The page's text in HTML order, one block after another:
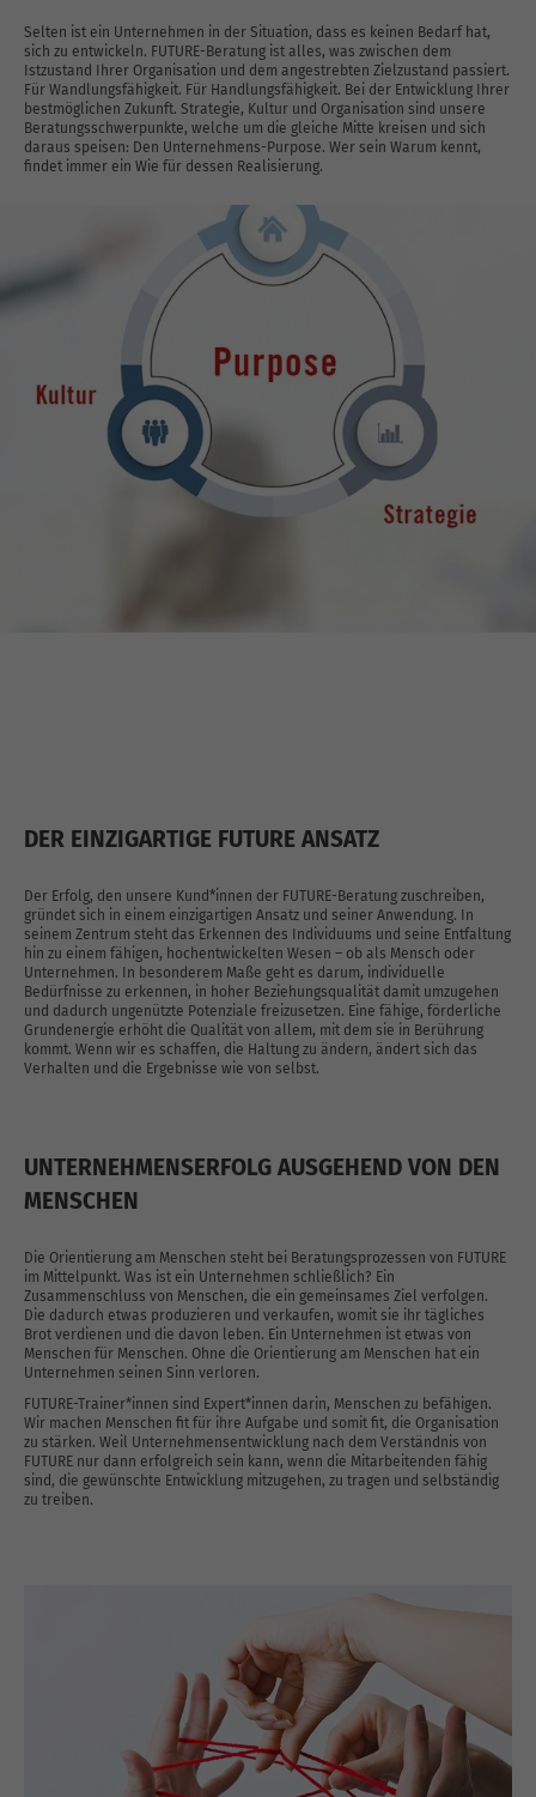
Selten ist ein Unternehmen in der Situation, dass es keinen Bedarf hat,
sich zu entwickeln. FUTURE-Beratung ist alles, was zwischen dem
Istzustand Ihrer Organisation und dem angestrebten Zielzustand passiert.
Für Wandlungsfähigkeit. Für Handlungsfähigkeit. Bei der Entwicklung Ihrer
bestmöglichen Zukunft. Strategie, Kultur und Organisation sind unsere
Beratungsschwerpunkte, welche um die gleiche Mitte kreisen und sich
daraus speisen: Den Unternehmens-Purpose. Wer sein Warum kennt,
findet immer ein Wie für dessen Realisierung.
DER EINZIGARTIGE FUTURE ANSATZ
Der Erfolg, den unsere Kund*innen der FUTURE-Beratung zuschreiben,
gründet sich in einem einzigartigen Ansatz und seiner Anwendung. In
seinem Zentrum steht das Erkennen des Individuums und seine Entfaltung
hin zu einem fähigen, hochentwickelten Wesen – ob als Mensch oder
Unternehmen. In besonderem Maße geht es darum, individuelle
Bedürfnisse zu erkennen, in hoher Beziehungsqualität damit umzugehen
und dadurch ungenützte Potenziale freizusetzen. Eine fähige, förderliche
Grundenergie erhöht die Qualität von allem, mit dem sie in Berührung
kommt. Wenn wir es schaffen, die Haltung zu ändern, ändert sich das
Verhalten und die Ergebnisse wie von selbst.
UNTERNEHMENSERFOLG AUSGEHEND VON DEN
MENSCHEN
Die Orientierung am Menschen steht bei Beratungsprozessen von FUTURE
im Mittelpunkt. Was ist ein Unternehmen schließlich? Ein
Zusammenschluss von Menschen, die ein gemeinsames Ziel verfolgen.
Die dadurch etwas produzieren und verkaufen, womit sie ihr tägliches
Brot verdienen und die davon leben. Ein Unternehmen ist etwas von
Menschen für Menschen. Ohne die Orientierung am Menschen hat ein
Unternehmen seinen Sinn verloren.
FUTURE-Trainer*innen sind Expert*innen darin, Menschen zu befähigen.
Wir machen Menschen fit für ihre Aufgabe und somit fit, die Organisation
zu stärken. Weil Unternehmensentwicklung nach dem Verständnis von
FUTURE nur dann erfolgreich sein kann, wenn die Mitarbeitenden fähig
sind, die gewünschte Entwicklung mitzugehen, zu tragen und selbständig
zu treiben.